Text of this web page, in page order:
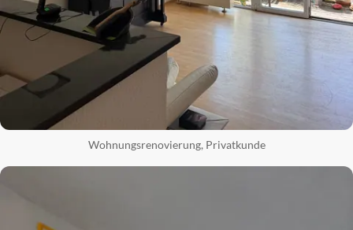
Wohnungsrenovierung, Privatkunde